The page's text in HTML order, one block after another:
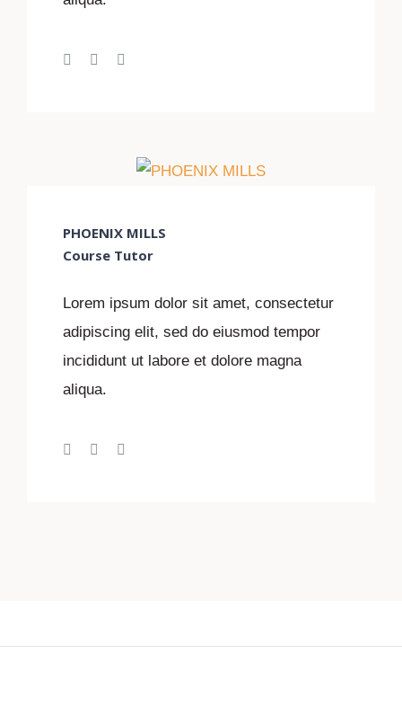
PHOENIX MILLS
Course Tutor
Lorem ipsum dolor sit amet, consectetur
adipiscing elit, sed do eiusmod tempor
incididunt ut labore et dolore magna
aliqua.